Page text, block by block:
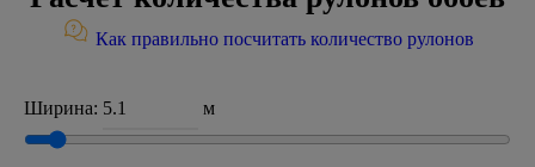
Как правильно посчитать количество рулонов
Ширина: м